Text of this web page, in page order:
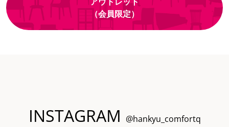
（会員限定）
INSTAGRAM @hankyu_comfortq